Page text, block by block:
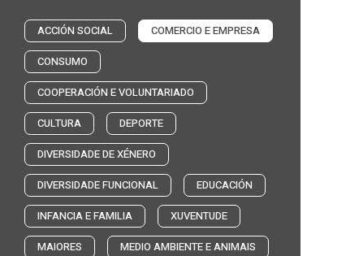
ACCIÓN SOCIAL
COMERCIO E EMPRESA
CONSUMO
COOPERACIÓN E VOLUNTARIADO
CULTURA
DEPORTE
DIVERSIDADE DE XÉNERO
DIVERSIDADE FUNCIONAL
EDUCACIÓN
INFANCIA E FAMILIA
XUVENTUDE
MAIORES
MEDIO AMBIENTE E ANIMAIS